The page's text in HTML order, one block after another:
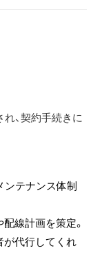
、契約手続きに
ンテナンス体制
線計画を策定。
が代行してくれ